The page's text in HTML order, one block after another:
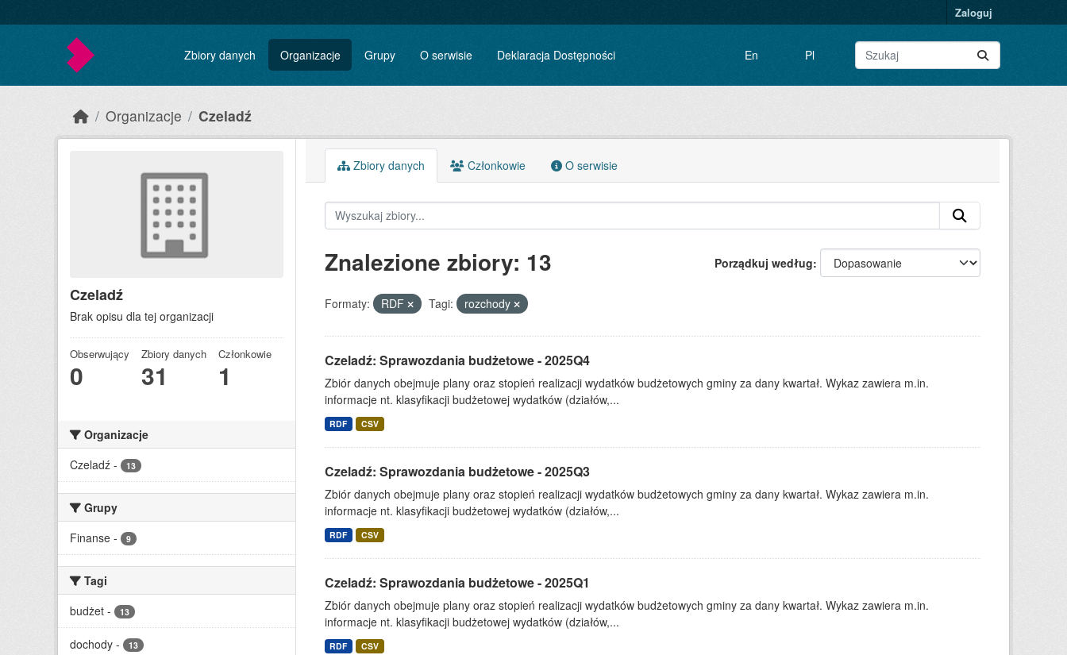
Zaloguj
Zbiory danych Organizacje Grupy O serwisie Deklaracja Dostępności En Pl
Organizacje Czeladź
Czeladź
Brak opisu dla tej organizacji
Obserwujący
0
Zbiory danych
31
Członkowie
1
Organizacje
Czeladź - 13
Grupy
Finanse - 9
Tagi
budżet - 13
dochody - 13
Zbiory danych Członkowie O serwisie
Porządkuj według
Znalezione zbiory: 13
Formaty: RDF Tagi: rozchody
Czeladź: Sprawozdania budżetowe - 2025Q4
Zbiór danych obejmuje plany oraz stopień realizacji wydatków budżetowych gminy za dany kwartał. Wykaz zawiera m.in.
informacje nt. klasyfikacji budżetowej wydatków (działów,...
RDF CSV
Czeladź: Sprawozdania budżetowe - 2025Q3
Zbiór danych obejmuje plany oraz stopień realizacji wydatków budżetowych gminy za dany kwartał. Wykaz zawiera m.in.
informacje nt. klasyfikacji budżetowej wydatków (działów,...
RDF CSV
Czeladź: Sprawozdania budżetowe - 2025Q1
Zbiór danych obejmuje plany oraz stopień realizacji wydatków budżetowych gminy za dany kwartał. Wykaz zawiera m.in.
informacje nt. klasyfikacji budżetowej wydatków (działów,...
RDF CSV